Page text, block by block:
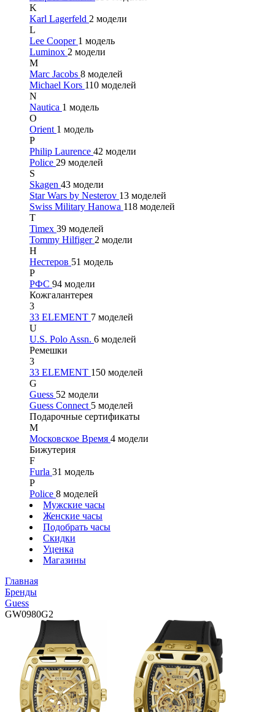
K
Karl Lagerfeld 2 модели
L
Lee Cooper 1 модель
Luminox 2 модели
M
Marc Jacobs 8 моделей
Michael Kors 110 моделей
N
Nautica 1 модель
O
Orient 1 модель
P
Philip Laurence 42 модели
Police 29 моделей
S
Skagen 43 модели
Star Wars by Nesterov 13 моделей
Swiss Military Hanowa 118 моделей
T
Timex 39 моделей
Tommy Hilfiger 2 модели
Н
Нестеров 51 модель
Р
РФС 94 модели
Кожгалантерея
3
33 ELEMENT 7 моделей
U
U.S. Polo Assn. 6 моделей
Ремешки
3
33 ELEMENT 150 моделей
G
Guess 52 модели
Guess Connect 5 моделей
Подарочные сертификаты
М
Московское Время 4 модели
Бижутерия
F
Furla 31 модель
P
Police 8 моделей
Мужские часы
Женские часы
Подобрать часы
Скидки
Уценка
Магазины
Главная
Бренды
Guess
GW0980G2